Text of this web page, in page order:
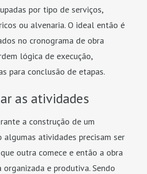
por tipo de serviços,
ou alvenaria. O ideal então é
no cronograma de obra
lógica de execução,
para conclusão de etapas.
as atividades
a construção de um
algumas atividades precisam ser
outra comece e então a obra
e produtiva. Sendo